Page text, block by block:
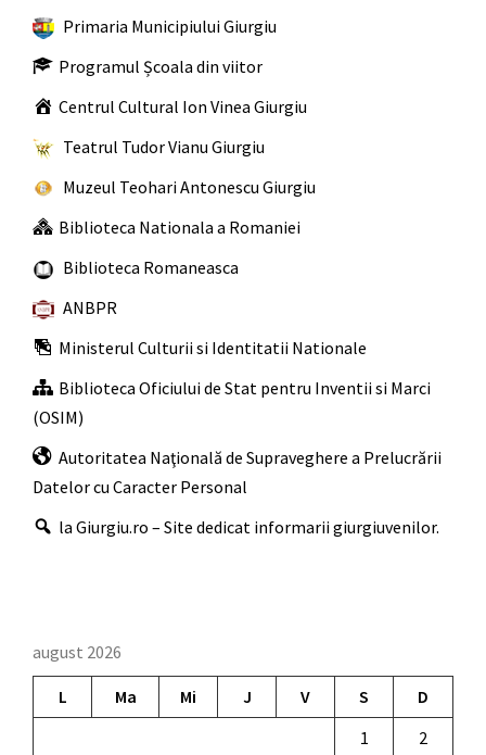
Primaria Municipiului Giurgiu
Programul Școala din viitor
Centrul Cultural Ion Vinea Giurgiu
Teatrul Tudor Vianu Giurgiu
Muzeul Teohari Antonescu Giurgiu
Biblioteca Nationala a Romaniei
Biblioteca Romaneasca
ANBPR
Ministerul Culturii si Identitatii Nationale
Biblioteca Oficiului de Stat pentru Inventii si Marci
(OSIM)
Autoritatea Naţională de Supraveghere a Prelucrării
Datelor cu Caracter Personal
la Giurgiu.ro – Site dedicat informarii giurgiuvenilor.
august 2026
L Ma Mi J V S
D
1
2